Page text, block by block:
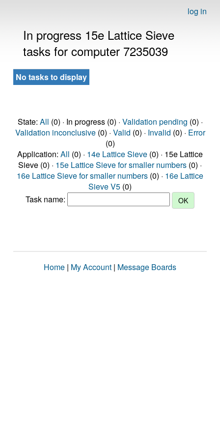
log in
In progress 15e Lattice Sieve
tasks for computer 7235039
No tasks to display
State: All (0) · In progress (0) · Validation pending (0) ·
Validation inconclusive(0) · Valid (0) · Invalid (0) · Error
(0)
Application: All (0) · 14e Lattice Sieve (0) · 15e Lattice
Sieve (0) · 15e Lattice Sieve for smaller numbers (0) ·
16e Lattice Sieve for smaller numbers (0) · 16e Lattice
Sieve V5 (0)
Task name:
Home | My Account | Message Boards